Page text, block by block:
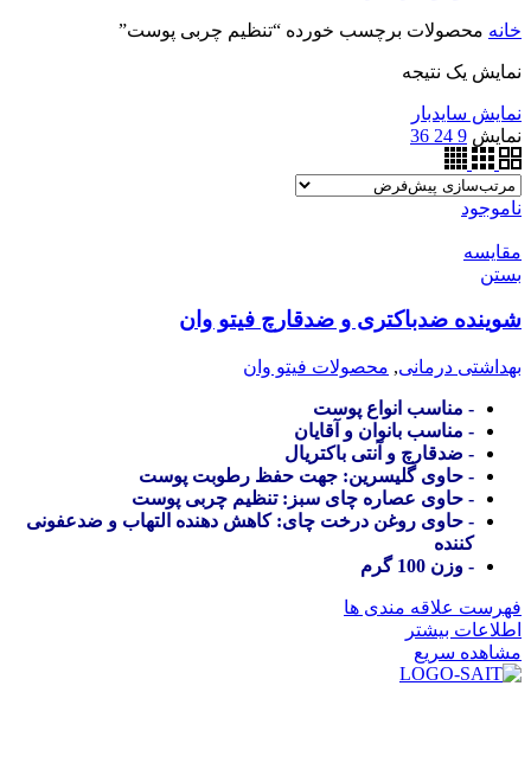
خانه محصولات برچسب خورده “تنظیم چربی پوست”
نمایش یک نتیجه
نمایش سایدبار
نمایش 9
24
36
ناموجود
مقایسه
بستن
شوینده ضدباکتری و ضدقارچ فیتو وان
بهداشتی درمانی, محصولات فیتو وان
- مناسب انواع پوست
- مناسب بانوان و آقایان
- ضدقارچ و آنتی باکتریال
- حاوی گلیسرین: جهت حفظ رطوبت پوست
- حاوی عصاره چای سبز: تنظیم چربی پوست
- حاوی روغن درخت چای: کاهش دهنده التهاب و ضدعفونی
کننده
- وزن 100 گرم
فهرست علاقه مندی ها
اطلاعات بیشتر
مشاهده سریع